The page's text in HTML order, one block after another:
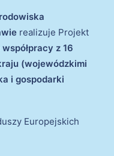
realizuje Projekt
z 16
(wojewódzkimi
i gospodarki
Europejskich